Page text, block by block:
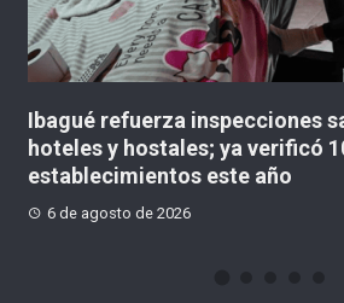
inspecciones sanitarias en
ya verificó 106
este año